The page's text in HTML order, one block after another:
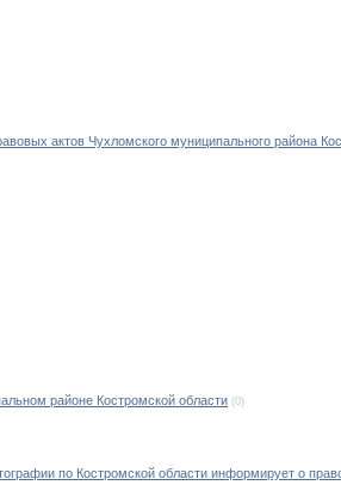
актов Чухломского муниципального района
районе Костромской области (0)
по Костромской области информирует о